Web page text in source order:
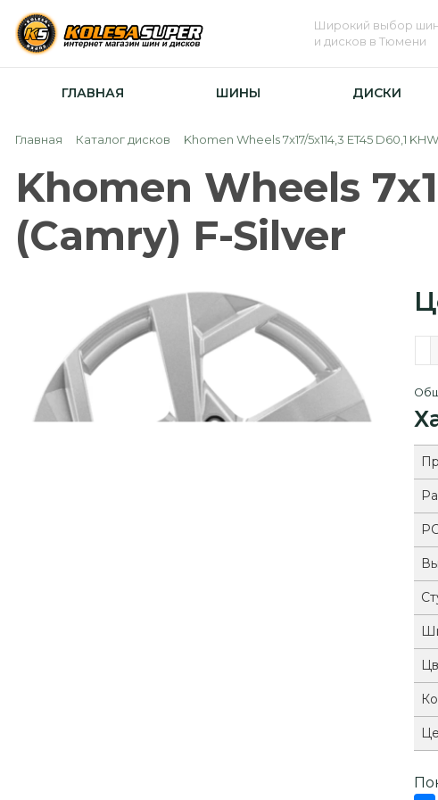
Широкий выбор шин
и дисков в Тюмени
ГЛАВНАЯ ШИНЫ ДИСКИ
Главная Каталог дисков Khomen Wheels 7x17/5x114,3 ET45 D60,1
Khomen Wheels
(Camry) F-Silver